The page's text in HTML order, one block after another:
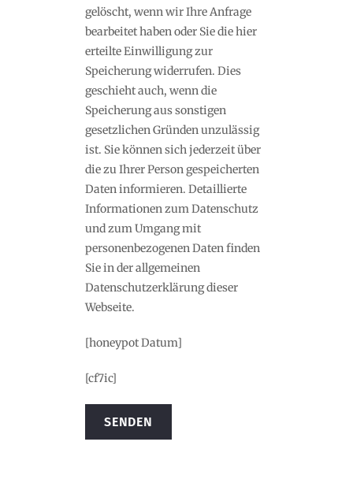
gelöscht, wenn wir Ihre Anfrage
bearbeitet haben oder Sie die hier
erteilte Einwilligung zur
Speicherung widerrufen. Dies
geschieht auch, wenn die
Speicherung aus sonstigen
gesetzlichen Gründen unzulässig
ist. Sie können sich jederzeit über
die zu Ihrer Person gespeicherten
Daten informieren. Detaillierte
Informationen zum Datenschutz
und zum Umgang mit
personenbezogenen Daten finden
Sie in der allgemeinen
Datenschutzerklärung dieser
Webseite.
[honeypot Datum]
[cf7ic]